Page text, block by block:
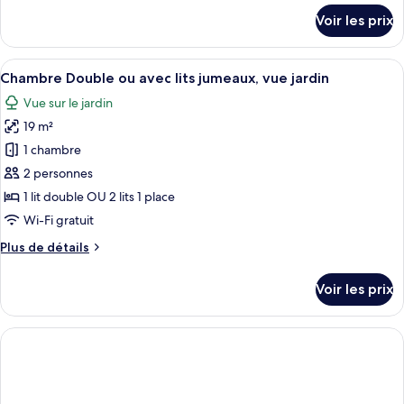
Chambre
Simple
Standard
le
type
de
chambre
Chambre
Simple
Standard
Voir les prix
Afficher
toutes
les
photos
pour
ce
type
de
chambre :
Chambre
avec
lits
Une chambre d’hôtel avec un
5
Chambre Double ou avec lits jumeaux, vue jardin
Vue sur le jardin
19 m²
1 chambre
2 personnes
1 lit double OU 2 lits 1 place
Wi-Fi gratuit
Plus de détails
Plus
le
type
de
Voir les prix